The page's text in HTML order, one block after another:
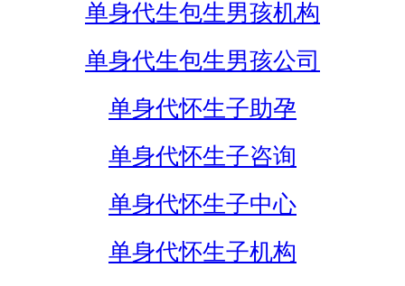
单身代生包生男孩机构
单身代生包生男孩公司
单身代怀生子助孕
单身代怀生子咨询
单身代怀生子中心
单身代怀生子机构